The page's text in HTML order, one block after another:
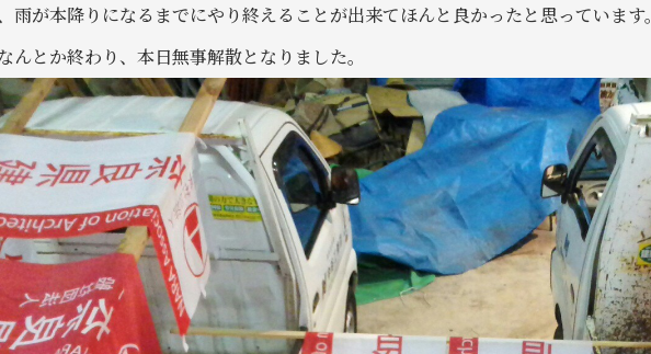
雨が本降りになるまでにやり終えることが出来てほんと良かったと思っています。
んとか終わり、本日無事解散となりました。